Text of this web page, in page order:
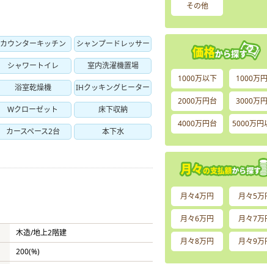
カウンターキッチン シャンプードレッサー
シャワートイレ 室内洗濯機置場
浴室乾燥機 IHクッキングヒーター
Wクローゼット 床下収納
カースペース2台 本下水
木造/地上2階建
200(%)
その他
1000万以下 1000万
2000万円台 3000万
4000万円台 5000万円
月々4万円 月々5万
月々6万円 月々7万
月々8万円 月々9万